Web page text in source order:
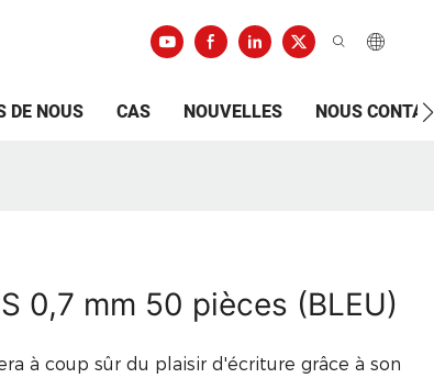
DE NOUS CAS NOUVELLES NOUS
0,7 mm 50 pièces (BLEU)
à coup sûr du plaisir d'écriture grâce à son